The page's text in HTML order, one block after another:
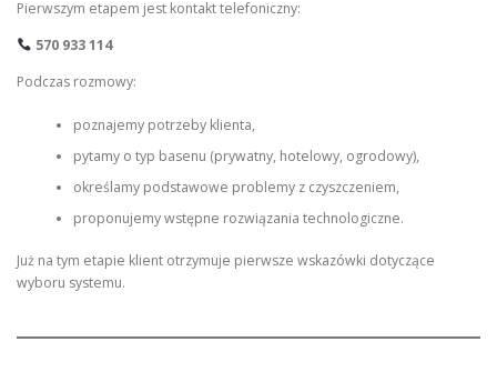
Pierwszym etapem jest kontakt telefoniczny:
570 933 114
Podczas rozmowy:
poznajemy potrzeby klienta,
pytamy o typ basenu (prywatny, hotelowy, ogrodowy),
określamy podstawowe problemy z czyszczeniem,
proponujemy wstępne rozwiązania technologiczne.
Już na tym etapie klient otrzymuje pierwsze wskazówki dotyczące
wyboru systemu.